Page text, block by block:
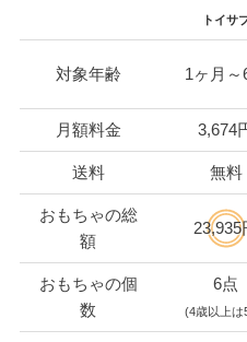
トイサ
対象年齢 1ヶ月～
月額料金 3,674
送料 無料
おもちゃの総
額
23,935
おもちゃの個
数
6点
(4歳以上は